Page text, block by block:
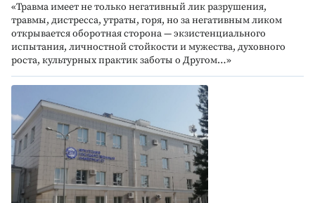
«Травма имеет не только негативный лик разрушения,
травмы, дистресса, утраты, горя, но за негативным ликом
открывается оборотная сторона — экзистенциального
испытания, личностной стойкости и мужества, духовного
роста, культурных практик заботы о Другом…»